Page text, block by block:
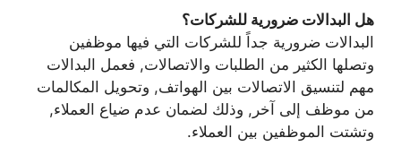
هل البدالات ضرورية للشركات؟
البدالات ضرورية جداً للشركات التي فيها موظفين
وتصلها الكثير من الطلبات والاتصالات, فعمل البدالات
مهم لتنسيق الاتصالات بين الهواتف, وتحويل المكالمات
من موظف إلى آخر, وذلك لضمان عدم ضياع العملاء,
وتشتت الموظفين بين العملاء.